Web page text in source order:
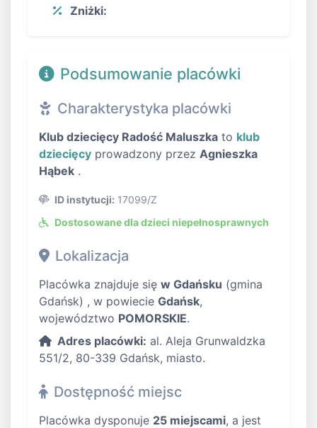
Zniżki:
Podsumowanie placówki
Charakterystyka placówki
Klub dziecięcy Radość Maluszka to klub
dziecięcy prowadzony przez Agnieszka
Hąbek .
ID instytucji: 17099/Z
Dostosowane dla dzieci niepełnosprawnych
Lokalizacja
Placówka znajduje się w Gdańsku (gmina
Gdańsk) , w powiecie Gdańsk,
województwo POMORSKIE.
Adres placówki: al. Aleja Grunwaldzka
551/2, 80-339 Gdańsk, miasto.
Dostępność miejsc
Placówka dysponuje 25 miejscami, a jest